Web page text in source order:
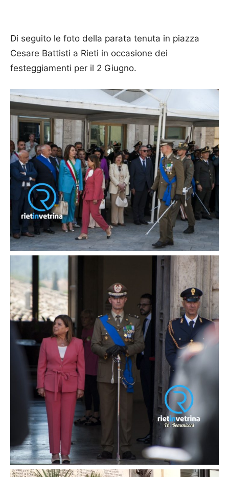
Di seguito le foto della parata tenuta in piazza
Cesare Battisti a Rieti in occasione dei
festeggiamenti per il 2 Giugno.